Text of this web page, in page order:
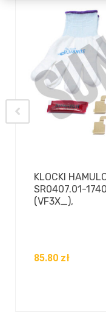
KLOCKI
SR0407.01-
(VF3X_),
85.80 zł